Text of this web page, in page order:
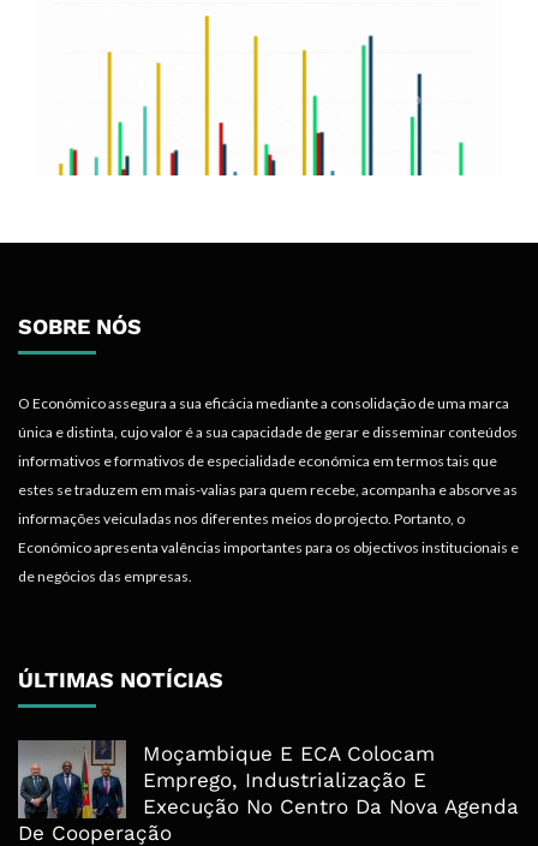
SOBRE NÓS
O Económico assegura a sua eficácia mediante a consolidação de uma marca
única e distinta, cujo valor é a sua capacidade de gerar e disseminar conteúdos
informativos e formativos de especialidade económica em termos tais que
estes se traduzem em mais-valias para quem recebe, acompanha e absorve as
informações veiculadas nos diferentes meios do projecto. Portanto, o
Económico apresenta valências importantes para os objectivos institucionais e
de negócios das empresas.
ÚLTIMAS NOTÍCIAS
Moçambique E ECA Colocam
Emprego, Industrialização E
Execução No Centro Da Nova Agenda
De Cooperação